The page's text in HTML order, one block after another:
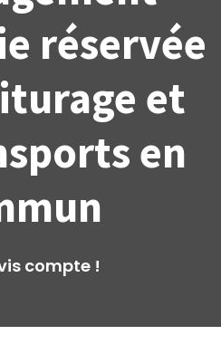
réservée
et
en
compte !